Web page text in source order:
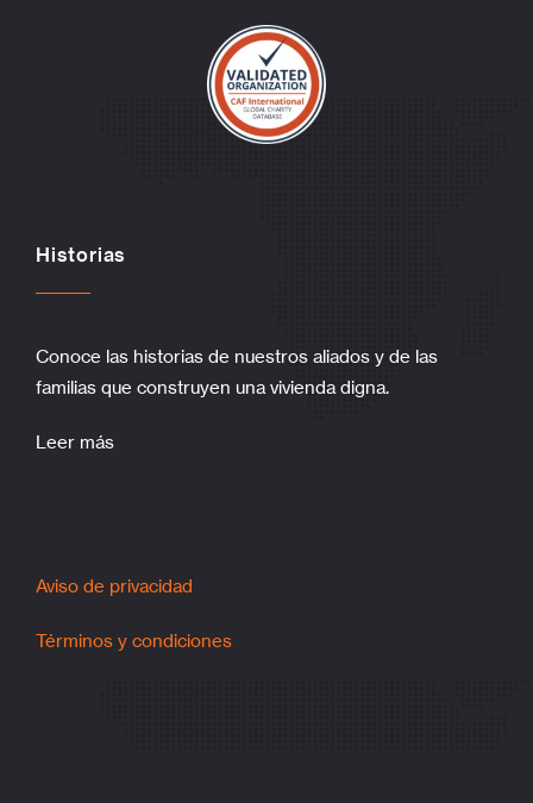
Historias
Conoce las historias de nuestros aliados y de las
familias que construyen una vivienda digna.
Leer más
Aviso de privacidad
Términos y condiciones